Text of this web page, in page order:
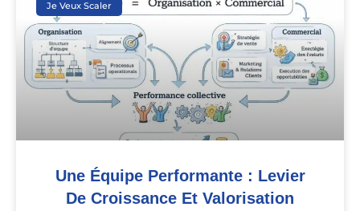
Je Veux Scaler
Une Équipe Performante : Levier
De Croissance Et Valorisation